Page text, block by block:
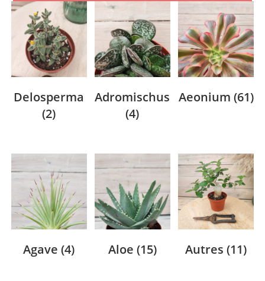
Delosperma
(2)
Adromischus
(4)
Aeonium (61)
Agave(4) Aloe (15) Autres(11)